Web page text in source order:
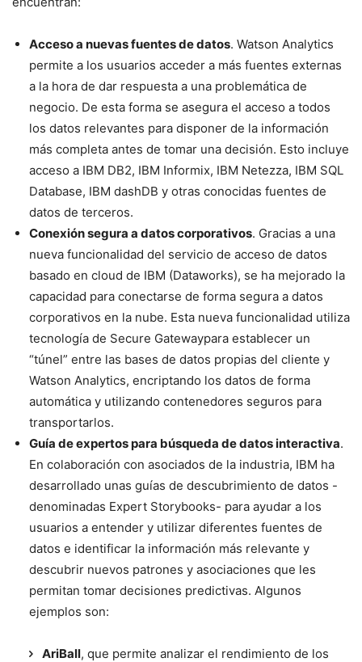
Acceso a nuevas fuentes de datos. Watson Analytics
permite a los usuarios acceder a más fuentes externas
a la hora de dar respuesta a una problemática de
negocio. De esta forma se asegura el acceso a todos
los datos relevantes para disponer de la información
más completa antes de tomar una decisión. Esto incluye
acceso a IBM DB2, IBM Informix, IBM Netezza, IBM SQL
Database, IBM dashDB y otras conocidas fuentes de
datos de terceros.
Conexión segura a datos corporativos. Gracias a una
nueva funcionalidad del servicio de acceso de datos
basado en cloud de IBM (Dataworks), se ha mejorado la
capacidad para conectarse de forma segura a datos
corporativos en la nube. Esta nueva funcionalidad utiliza
tecnología de Secure Gatewaypara establecer un
“túnel” entre las bases de datos propias del cliente y
Watson Analytics, encriptando los datos de forma
automática y utilizando contenedores seguros para
transportarlos.
Guía de expertos para búsqueda de datos interactiva.
En colaboración con asociados de la industria, IBM ha
desarrollado unas guías de descubrimiento de datos -
denominadas Expert Storybooks- para ayudar a los
usuarios a entender y utilizar diferentes fuentes de
datos e identificar la información más relevante y
descubrir nuevos patrones y asociaciones que les
permitan tomar decisiones predictivas. Algunos
ejemplos son:
AriBall, que permite analizar el rendimiento de los